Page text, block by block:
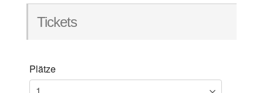
Tickets
Plätze